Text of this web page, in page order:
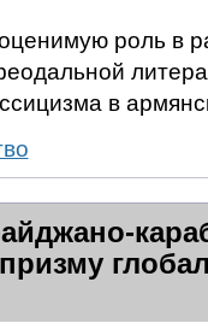
роль в
в